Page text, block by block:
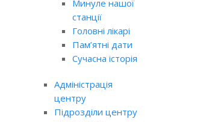
Минуле нашої
станції
Головні лікарі
Пам’ятні дати
Сучасна історія
Адміністрація
центру
Підрозділи центру